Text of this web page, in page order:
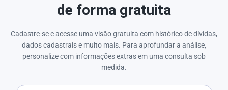
de forma gratuita
Cadastre-se e acesse uma visão gratuita com histórico de dívidas,
dados cadastrais e muito mais. Para aprofundar a análise,
personalize com informações extras em uma consulta sob
medida.